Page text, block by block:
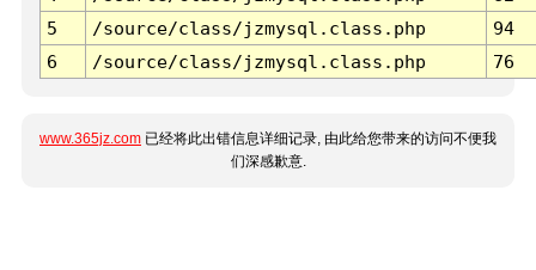
5
/source/class/jzmysql.class.php
94
6
/source/class/jzmysql.class.php 76
www.365jz.com 已经将此出错信息详细记录, 由此给您带来的访问不便我
们深感歉意.